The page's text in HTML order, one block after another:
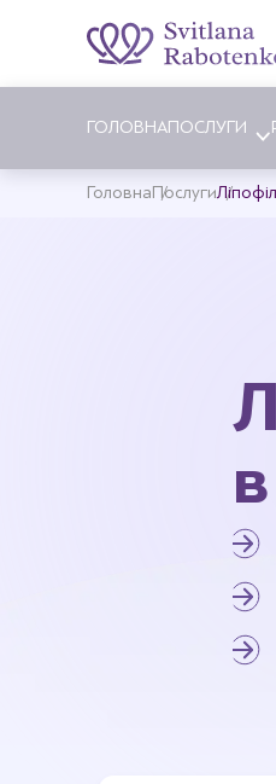
ГОЛОВНАПОСЛУГИ
Ліпофілінг
Отопластика
Корекція
Пластика
ГоловнаПослуги